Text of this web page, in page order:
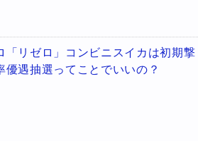
「リゼロ」コンビニスイカは初期撃
優遇抽選ってことでいいの？